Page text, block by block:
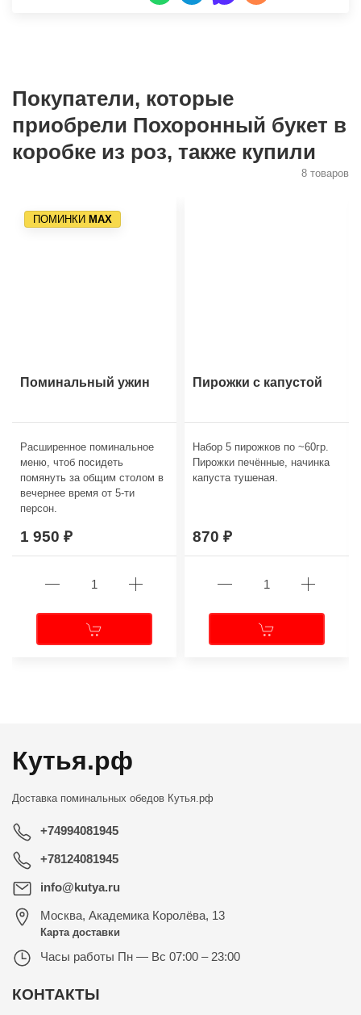
Покупатели, которые
приобрели Похоронный букет в
коробке из роз, также купили
8 товаров
ПОМИНКИ МАХ
Поминальный ужин
Расширенное поминальное
меню, чтоб посидеть
помянуть за общим столом в
вечернее время от 5-ти
персон.
1 950
Пирожки с капустой
Набор 5 пирожков по ~60гр.
Пирожки печённые, начинка
капуста тушеная.
870
Кутья.рф
Доставка поминальных обедов Кутья.рф
+74994081945
+78124081945
info@kutya.ru
Москва, Академика Королёва, 13
Карта доставки
Часы работы Пн — Вс 07:00 – 23:00
КОНТАКТЫ